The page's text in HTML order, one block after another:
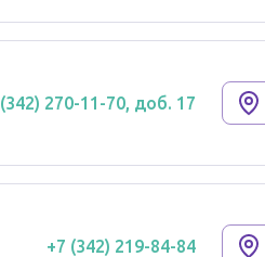
(342) 270-11-70, доб. 17
+7 (342) 219-84-84